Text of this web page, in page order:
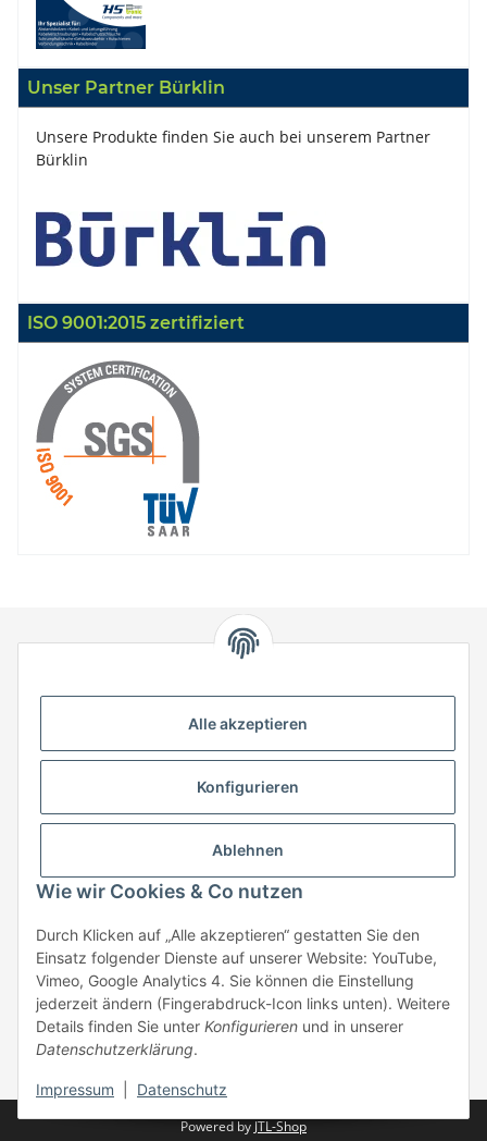
Unser Partner Bürklin
Unsere Produkte finden Sie auch bei unserem Partner
Bürklin
ISO 9001:2015 zertifiziert
74538 Rosengarten-Uttenhofen
Telefon: +49 (0) 7907 943 690
Fax: +49 (0) 7907 942 0222
Mail:info@hstronic-gmbh.de
Beratung:+49 (0) 7907 943690
Anfragen oder Muster anfordern:
info@hstronic-gmbh.de
* Alle Preise zzgl. gesetzlicher USt., zzgl.
Powered by JTL-Shop
Alle akzeptieren
Konfigurieren
Ablehnen
Wie wir Cookies & Co nutzen
Durch Klicken auf „Alle akzeptieren“ gestatten Sie den
Einsatz folgender Dienste auf unserer Website: YouTube,
Vimeo, Google Analytics 4. Sie können die Einstellung
jederzeit ändern (Fingerabdruck-Icon links unten). Weitere
Details finden Sie unter Konfigurieren und in unserer
Datenschutzerklärung.
Impressum Datenschutz